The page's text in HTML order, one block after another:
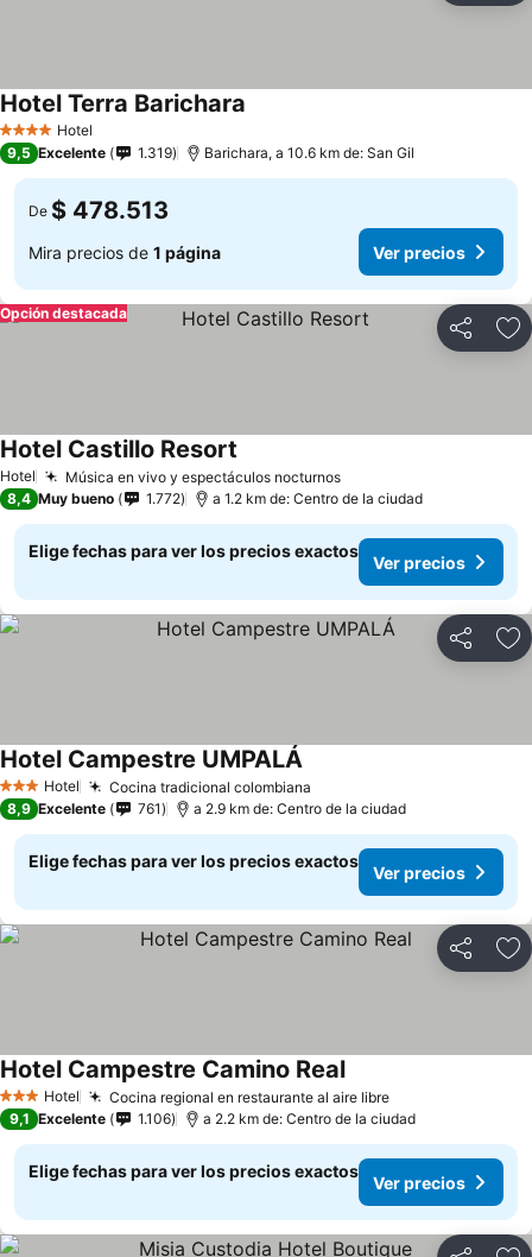
4 EstrellasHotel
Hotel Terra Barichara
9,5 Excelente 1.319 Barichara, a 10.6 km de: San Gil
De $ 478.513
Mira precios de 1 página Ver precios
Compartir
Opción destacada
Hotel Música en vivo y espectáculos nocturnos
Hotel Castillo Resort
8,4 Muy bueno 1.772 a 1.2 km de: Centro de la ciudad
Elige fechas para ver los precios exactos
Ver precios
Compartir
3 Estrellas
Hotel Cocina tradicional colombiana
Hotel Campestre UMPALÁ
8,9 Excelente 761 a 2.9 km de: Centro de la ciudad
Elige fechas para ver los precios exactos
Ver precios
Compartir
3 Estrellas
Hotel Cocina regional en restaurante al aire libre
Hotel Campestre Camino Real
9,1 Excelente 1.106 a 2.2 km de: Centro de la ciudad
Elige fechas para ver los precios exactos
Ver precios